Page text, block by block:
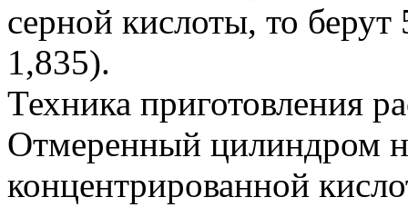
серной кислоты, то
1,835).
Техника приготовления
Отмеренный цилиндром
концентрированной